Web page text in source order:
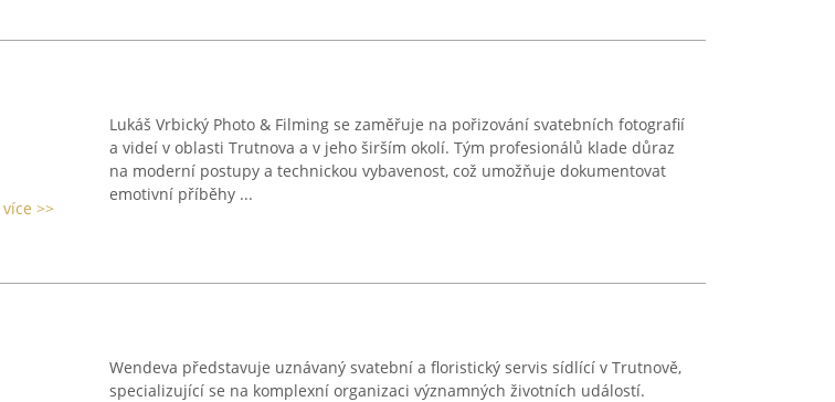
>>
Lukáš Vrbický Photo & Filming se zaměřuje na pořizování svatebních fotografií
a videí v oblasti Trutnova a v jeho širším okolí. Tým profesionálů klade důraz
na moderní postupy a technickou vybavenost, což umožňuje dokumentovat
emotivní příběhy ...
Wendeva představuje uznávaný svatební a floristický servis sídlící v Trutnově,
specializující se na komplexní organizaci významných životních událostí.